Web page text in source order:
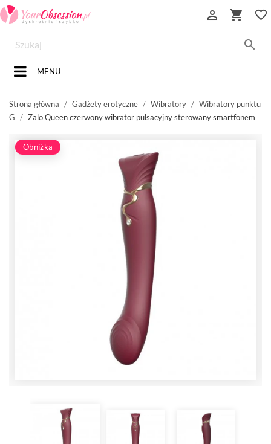
favorite_border



MENU
Strona główna Gadżety erotyczne Wibratory
Wibratory punktu
G
Zalo Queen czerwony wibrator pulsacyjny sterowany smartfonem
Obniżka